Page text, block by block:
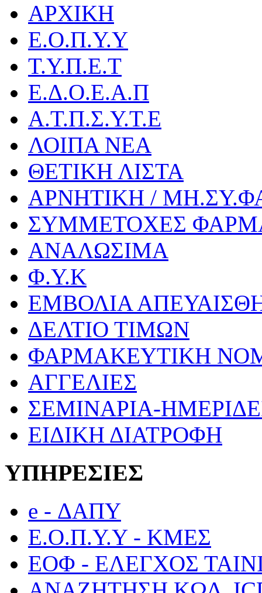
ΑΡΧΙΚΗ
Ε.Ο.Π.Υ.Υ
Τ.Υ.Π.Ε.Τ
Ε.Δ.Ο.Ε.Α.Π
Α.Τ.Π.Σ.Υ.Τ.Ε
ΛΟΙΠΑ ΝΕΑ
ΘΕΤΙΚΗ ΛΙΣΤΑ
ΑΡΝΗΤΙΚΗ /
ΣΥΜΜΕΤΟΧΕΣ
ΑΝΑΛΩΣΙΜΑ
Φ.Υ.Κ
ΕΜΒΟΛΙΑ
ΔΕΛΤΙΟ ΤΙΜΩΝ
ΦΑΡΜΑΚΕΥΤΙΚΗ
ΑΓΓΕΛΙΕΣ
ΣΕΜΙΝΑΡΙΑ-
ΕΙΔΙΚΗ ΔΙΑΤΡΟΦΗ
ΥΠΗΡΕΣΙΕΣ
e - ΔΑΠΥ
Ε.Ο.Π.Υ.Υ - ΚΜΕΣ
ΕΟΦ - ΕΛΕΓΧΟΣ